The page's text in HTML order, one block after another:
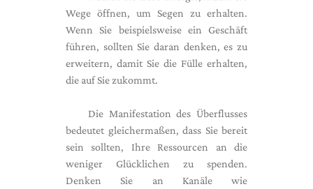
Wege öffnen, um Segen zu erhalten.
Wenn Sie beispielsweise ein Geschäft
führen, sollten Sie daran denken, es zu
erweitern, damit Sie die Fülle erhalten,
die auf Sie zukommt.
Die Manifestation des Überflusses
bedeutet gleichermaßen, dass Sie bereit
sein sollten, Ihre Ressourcen an die
weniger Glücklichen zu spenden.
Denken Sie an Kanäle wie